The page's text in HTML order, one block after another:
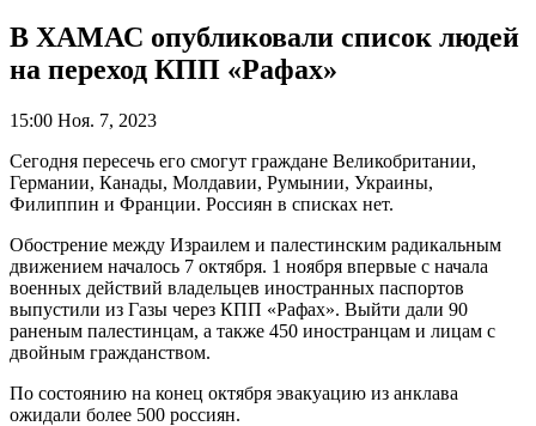
В ХАМАС опубликовали список людей
на переход КПП «Рафах»
15:00 Ноя. 7, 2023
Сегодня пересечь его смогут граждане Великобритании,
Германии, Канады, Молдавии, Румынии, Украины,
Филиппин и Франции. Россиян в списках нет.
Обострение между Израилем и палестинским радикальным
движением началось 7 октября. 1 ноября впервые с начала
военных действий владельцев иностранных паспортов
выпустили из Газы через КПП «Рафах». Выйти дали 90
раненым палестинцам, а также 450 иностранцам и лицам с
двойным гражданством.
По состоянию на конец октября эвакуацию из анклава
ожидали более 500 россиян.